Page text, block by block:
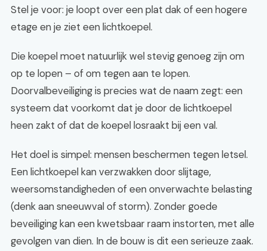
Stel je voor: je loopt over een plat dak of een hogere
etage en je ziet een lichtkoepel.
Die koepel moet natuurlijk wel stevig genoeg zijn om
op te lopen – of om tegen aan te lopen.
Doorvalbeveiliging is precies wat de naam zegt: een
systeem dat voorkomt dat je door de lichtkoepel
heen zakt of dat de koepel losraakt bij een val.
Het doel is simpel: mensen beschermen tegen letsel.
Een lichtkoepel kan verzwakken door slijtage,
weersomstandigheden of een onverwachte belasting
(denk aan sneeuwval of storm). Zonder goede
beveiliging kan een kwetsbaar raam instorten, met alle
gevolgen van dien. In de bouw is dit een serieuze zaak.